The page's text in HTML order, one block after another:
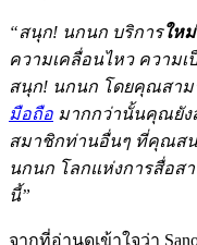
“สนุก! นกนก บริการให
ความเคลื่อนไหว ความ
สนุก! นกนก โดยคุณสาม
มือถือ มากกว่านั้นคุณยัง
สมาชิกท่านอื่นๆ ที่คุณสน
นกนก โลกแห่งการสื่อส
นี้”
จากที่อ่านดูเข้าใจว่า